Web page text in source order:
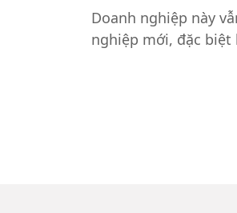
Doanh nghiệp này
nghiệp mới, đặc